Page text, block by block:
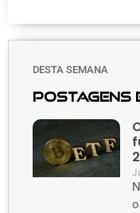
DESTA SEMANA
Postagens